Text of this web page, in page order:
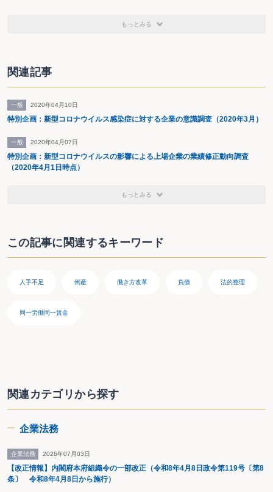
もっとみる
関連記事
一般 2020年04月10日
特別企画：新型コロナウイルス感染症に対する企業の意識調査（2020年3月）
一般 2020年04月07日
特別企画：新型コロナウイルスの影響による上場企業の業績修正動向調査
（2020年4月1日時点）
もっとみる
この記事に関連するキーワード
人手不足 倒産 働き方改革 負債 法的整理
同一労働同一賃金
関連カテゴリから探す
企業法務
企業法務 2026年07月03日
【改正情報】内閣府本府組織令の一部改正（令和8年4月8日政令第119号〔第8
条〕 令和8年4月8日から施行）